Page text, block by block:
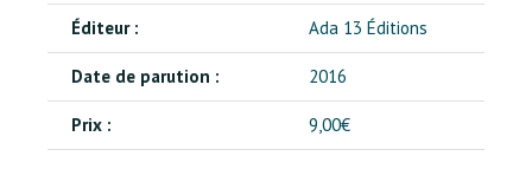
Éditeur : Ada 13 Éditions
Date de parution : 2016
Prix : 9,00€